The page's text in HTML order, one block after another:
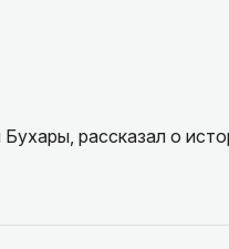
и с уважением,
знаний. Полное
никакой
и хорошем русском
что еще попробовать,
рассказал о